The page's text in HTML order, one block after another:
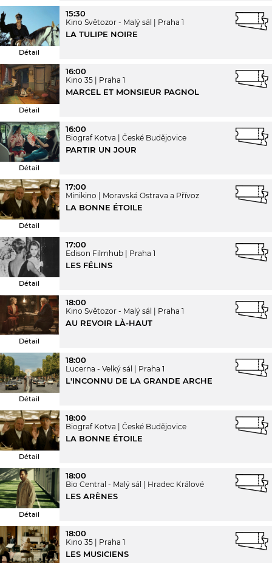
Détail
15:30
Kino Světozor - Malý sál Praha 1
LA TULIPE NOIRE
Détail
16:00
Kino 35 Praha 1
MARCEL ET MONSIEUR PAGNOL
Détail
16:00
Biograf Kotva České Budějovice
PARTIR UN JOUR
Détail
17:00
Minikino Moravská Ostrava a Přívoz
LA BONNE ÉTOILE
Détail
17:00
Edison Filmhub Praha 1
LES FÉLINS
Détail
18:00
Kino Světozor - Malý sál Praha 1
AU REVOIR LÀ-HAUT
Détail
18:00
Lucerna - Velký sál Praha 1
L'INCONNU DE LA GRANDE ARCHE
Détail
18:00
Biograf Kotva České Budějovice
LA BONNE ÉTOILE
Détail
18:00
Bio Central - Malý sál Hradec Králové
LES ARÈNES
18:00
Kino 35 Praha 1
LES MUSICIENS